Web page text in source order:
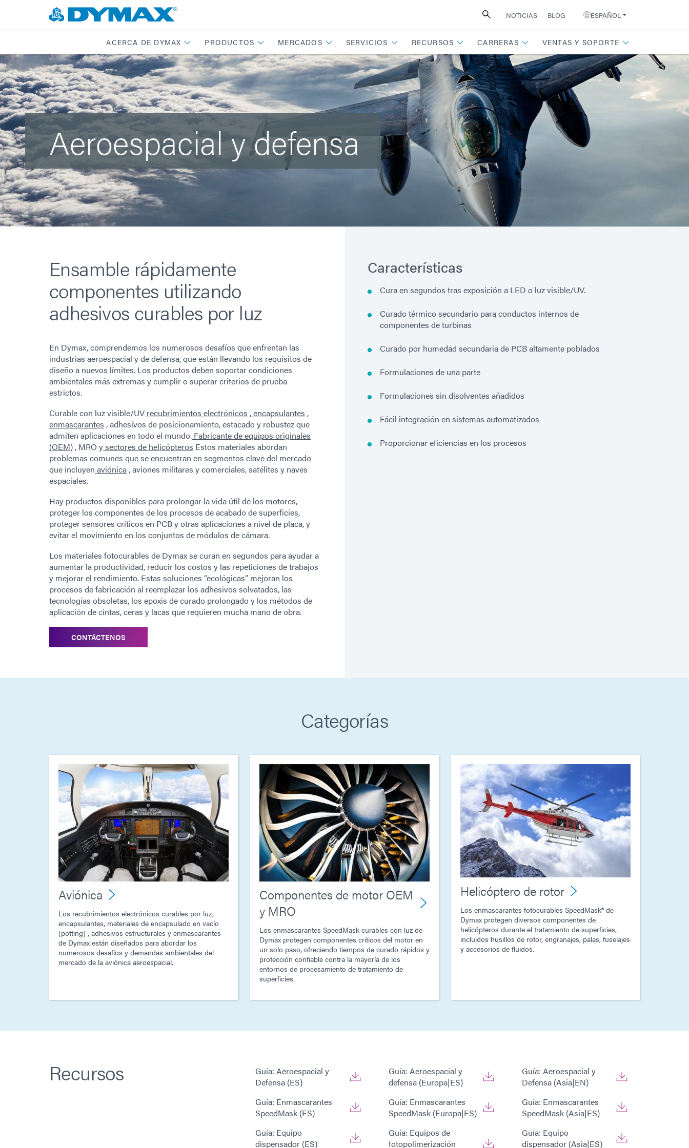
NOTICIAS BLOG ESPAÑOL
ACERCA DE DYMAX PRODUCTOS MERCADOS SERVICIOS RECURSOS CARRERAS VENTAS Y SOPORTE
Aeroespacial y defensa
Ensamble rápidamente
componentes utilizando
adhesivos curables por luz
En Dymax, comprendemos los numerosos desafíos que enfrentan las
industrias aeroespacial y de defensa, que están llevando los requisitos de
diseño a nuevos límites. Los productos deben soportar condiciones
ambientales más extremas y cumplir o superar criterios de prueba
estrictos.
Curable con luz visible/UV recubrimientos electrónicos ,encapsulantes ,
enmascarantes , adhesivos de posicionamiento, estacado y robustez que
admiten aplicaciones en todo el mundo. Fabricante de equipos originales
(OEM) , MRO ysectores de helicópteros Estos materiales abordan
problemas comunes que se encuentran en segmentos clave del mercado
que incluyen aviónica , aviones militares y comerciales, satélites y naves
espaciales.
Hay productos disponibles para prolongar la vida útil de los motores,
proteger los componentes de los procesos de acabado de superficies,
proteger sensores críticos en PCB y otras aplicaciones a nivel de placa, y
evitar el movimiento en los conjuntos de módulos de cámara.
Los materiales fotocurables de Dymax se curan en segundos para ayudar a
aumentar la productividad, reducir los costos y las repeticiones de trabajos
y mejorar el rendimiento. Estas soluciones “ecológicas” mejoran los
procesos de fabricación al reemplazar los adhesivos solvatados, las
tecnologías obsoletas, los epoxis de curado prolongado y los métodos de
aplicación de cintas, ceras y lacas que requieren mucha mano de obra.
CONTÁCTENOS
Características
Cura en segundos tras exposición a LED o luz visible/UV.
Curado térmico secundario para conductos internos de
componentes de turbinas
Curado por humedad secundaria de PCB altamente poblados
Formulaciones de una parte
Formulaciones sin disolventes añadidos
Fácil integración en sistemas automatizados
Proporcionar eficiencias en los procesos
Categorías
Aviónica
Los recubrimientos electrónicos curables por luz,
encapsulantes, materiales de encapsulado en vacío
(potting) , adhesivos estructurales y enmascarantes
de Dymax están diseñados para abordar los
numerosos desafíos y demandas ambientales del
mercado de la aviónica aeroespacial.
Componentes de motor OEM
y MRO
Los enmascarantes SpeedMask curables con luz de
Dymax protegen componentes críticos del motor en
un solo paso, ofreciendo tiempos de curado rápidos y
protección confiable contra la mayoría de los
entornos de procesamiento de tratamiento de
superficies.
Helicóptero de rotor
Los enmascarantes fotocurables SpeedMask® de
Dymax protegen diversos componentes de
helicópteros durante el tratamiento de superficies,
incluidos husillos de rotor, engranajes, palas, fuselajes
y accesorios de fluidos.
Recursos
Guía: Aeroespacial y
Defensa (ES)
Guía: Enmascarantes
SpeedMask (ES)
Guía: Equipo
dispensador (ES)
Guía: Aeroespacial y
defensa (Europa|ES)
Guía: Enmascarantes
SpeedMask (Europa|ES)
Guía: Equipos de
fotopolimerización
Guía: Aeroespacial y
Defensa (Asia|EN)
Guía: Enmascarantes
SpeedMask (Asia|ES)
Guía: Equipo
dispensador (Asia|ES)